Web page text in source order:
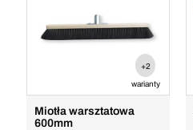
+2
warianty
Miotła warsztatowa
600mm